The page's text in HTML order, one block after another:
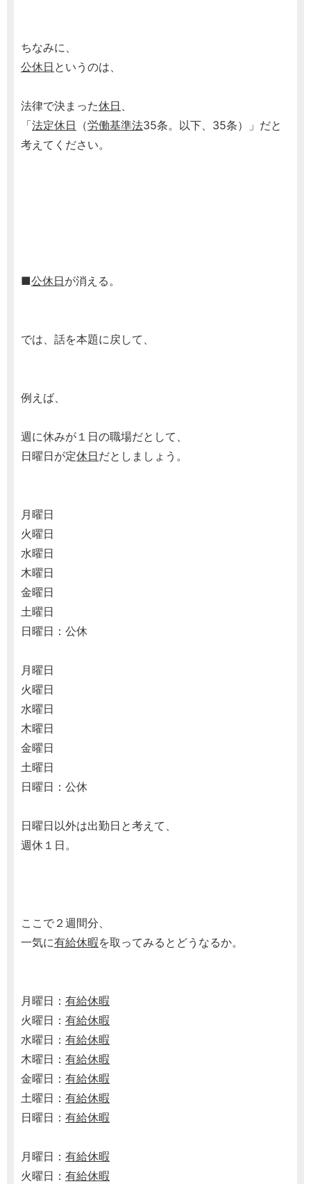
ちなみに、
公休日 というのは、
法律で決まった休日 、
「法定休日 （労働基準法35条。以下、35条）」だと
考えてください。
■公休日が消える。
では、話を本題に戻して、
例えば、
週に休みが１日の職場だとして、
日曜日が定休日だとしましょう。
月曜日
火曜日
水曜日
木曜日
金曜日
土曜日
日曜日：公休
月曜日
火曜日
水曜日
木曜日
金曜日
土曜日
日曜日：公休
日曜日以外は出勤日と考えて、
週休１日。
ここで２週間分、
一気に有給休暇を取ってみるとどうなるか。
月曜日： 有給休暇
火曜日： 有給休暇
水曜日： 有給休暇
木曜日： 有給休暇
金曜日： 有給休暇
土曜日： 有給休暇
日曜日： 有給休暇
月曜日： 有給休暇
火曜日： 有給休暇